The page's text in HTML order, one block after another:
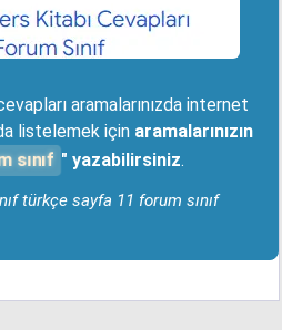
aramalarınızda internet
listelemek için aramalarınızın
sınıf " yazabilirsiniz.
türkçe sayfa 11 forum sınıf